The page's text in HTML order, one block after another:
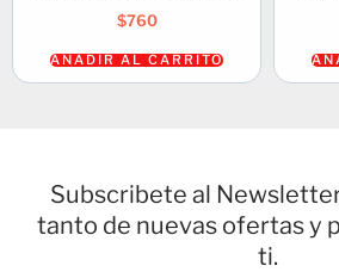
$760
AÑADIR AL CARRITO
Subscribete al
tanto de nuevas ofertas y
ti.